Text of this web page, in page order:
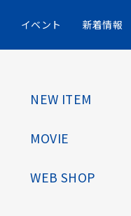
イベント 新着情報
NEW ITEM
MOVIE
WEB SHOP